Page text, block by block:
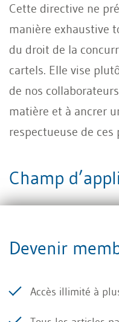
Cette directive ne
manière exhaustive
du droit de la
cartels. Elle vise
de nos
matière et à ancrer
respectueuse de ces
Champ
actives au sein de
collaborateurs,
Devenir
Accès illimité à